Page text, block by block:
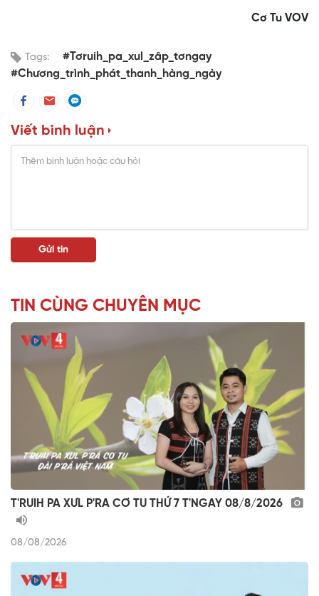
Cơ Tu VOV
Tags:
#Tơruih_pa_xul_zâp_tơngay
#Chương_trình_phát_thanh_hàng_ngày
Viết bình luận
TIN CÙNG CHUYÊN MỤC
T'RUIH PA XƯL P'RA CƠ TU THỨ 7 T'NGAY 08/8/2026
08/08/2026